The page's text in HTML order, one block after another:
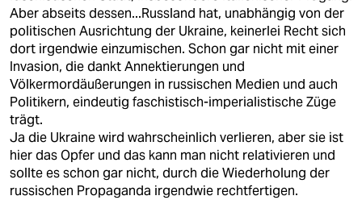
Aber abseits dessen...Russland hat, unabhängig von der
politischen Ausrichtung der Ukraine, keinerlei Recht sich
dort irgendwie einzumischen. Schon gar nicht mit einer
Invasion, die dankt Annektierungen und
Völkermordäußerungen in russischen Medien und auch
Politikern, eindeutig faschistisch-imperialistische Züge
trägt.
Ja die Ukraine wird wahrscheinlich verlieren, aber sie ist
hier das Opfer und das kann man nicht relativieren und
sollte es schon gar nicht, durch die Wiederholung der
russischen Propaganda irgendwie rechtfertigen.